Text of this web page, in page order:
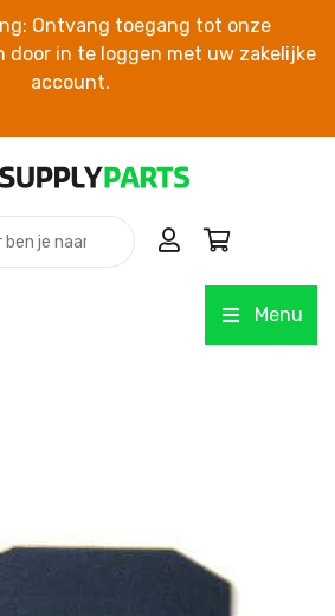
Ontvang toegang tot onze
door in te loggen met uw zakelijke
account.
Menu